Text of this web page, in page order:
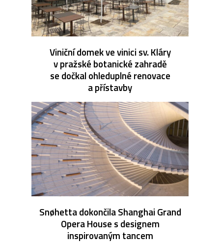
Viniční domek ve vinici sv. Kláry
v pražské botanické zahradě
se dočkal ohleduplné renovace
a přístavby
Snøhetta dokončila Shanghai Grand
Opera House s designem
inspirovaným tancem